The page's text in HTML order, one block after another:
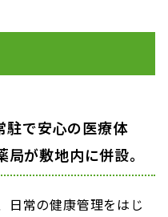
駐で安心の医療体
が敷地内に併設。
日常の健康管理をはじ